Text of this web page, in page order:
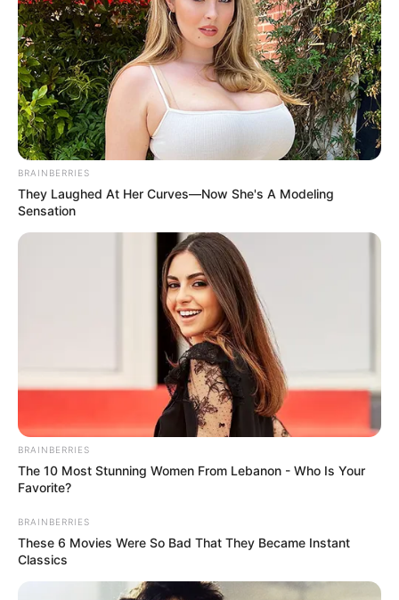
ราศีกุมภ์(14 กุมภาพันธ์ – 13 มีนาคม)
ดวงความรักหงอยเหงาเป็นพักๆ แต่ไม่ต้องห่วง เดี๋ยวก็
กลับมาสวีทกันเหมือนเดิม คนโสดทำตัวน่ารักสดใสเข้าไว้
เข้าตาเพศตรงข้ามแน่นอน กลางเดือนโลกเป็นสีชมพู มี
รักกุ๊กกิ๊กตลอด คนโสดแทบไม่ว่างเลย ช่วงนี้เสน่ห์แรง
ใครพบเห็นก็ชื่นชมชื่นชอบ แอบรักแอบชอบใครอยู่ ให้บอก
ความในใจได้เลย ถ้ามีคนรักแล้ว ควรวางแผนเที่ยวพัก
ผ่อน ความรักก้าวหน้า มีข่าวดีเรื่องบุตร ปลายเดือน
รักจมอยู่กับอดีต ลองมองคนใหม่ๆ บ้าง เปิดโอกาสให้กับ
ตัวเอง ถ่านไฟเก่าจะกลับมาลุกโชนส่วนคนมีแฟนแล้วคิด
หนัก เพราะมีเด็กมายั่วให้น้ำลายไหล
BRAINBERRIES
They Laughed At Her Curves—Now She's A Modeling
Sensation
BRAINBERRIES
The 10 Most Stunning Women From Lebanon - Who Is Your
Favorite?
BRAINBERRIES
These 6 Movies Were So Bad That They Became Instant
Classics